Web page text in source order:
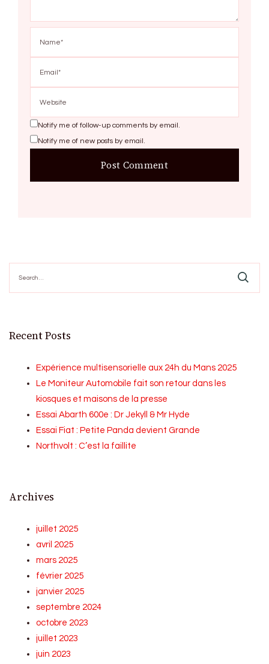
Notify me of follow-up comments by email.
Notify me of new posts by email.
for:
Recent Posts
Expérience multisensorielle aux 24h du Mans 2025
Le Moniteur Automobile fait son retour dans les
kiosques et maisons de la presse
Essai Abarth 600e : Dr Jekyll & Mr Hyde
Essai Fiat : Petite Panda devient Grande
Northvolt : C’est la faillite
Archives
juillet 2025
avril 2025
mars 2025
février 2025
janvier 2025
septembre 2024
octobre 2023
juillet 2023
juin 2023